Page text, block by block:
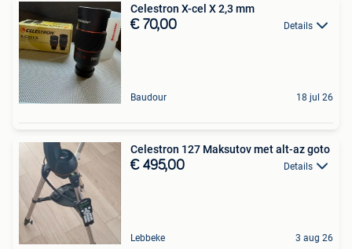
Celestron X-cel X 2,3 mm
€ 70,00 Details
Baudour 18 jul 26
Celestron 127 Maksutov met alt-az goto
€ 495,00 Details
Lebbeke 3 aug 26